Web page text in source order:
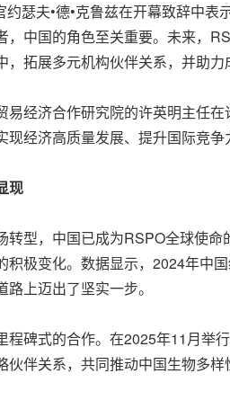
约瑟夫•德•克鲁兹在开幕致辞中
，中国的角色至关重要。未来，
，拓展多元机构伙伴关系，并助
易经济合作研究院的许英明主任
现经济高质量发展、提升国际竞
现
转型，中国已成为RSPO全球使
积极变化。数据显示，2024年中
上迈出了坚实一步。
程碑式的合作。在2025年11月举
伙伴关系，共同推动中国生物多